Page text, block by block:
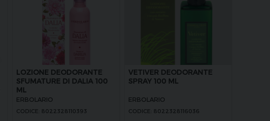
LOZIONE DEODORANTE
SFUMATURE DI DALIA 100
ML
ERBOLARIO
CODICE: 8022328110393
VETIVER DEODORANTE
SPRAY 100 ML
ERBOLARIO
CODICE: 8022328116036